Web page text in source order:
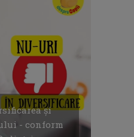
și
- conform